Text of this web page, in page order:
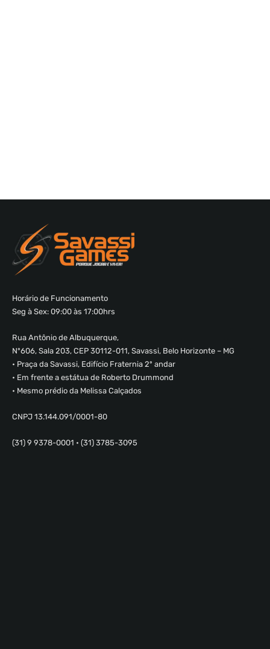
Horário de Funcionamento
Seg à Sex: 09:00 às 17:00hrs
Rua Antônio de Albuquerque,
Nº606, Sala 203, CEP 30112-011, Savassi, Belo Horizonte – MG
• Praça da Savassi, Edifício Fraternia 2º andar
• Em frente a estátua de Roberto Drummond
• Mesmo prédio da Melissa Calçados
CNPJ 13.144.091/0001-80
(31) 9 9378-0001 • (31) 3785-3095